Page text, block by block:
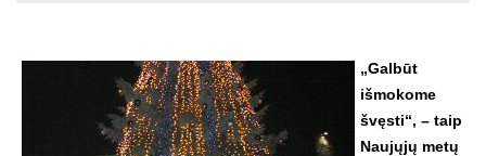
„Galbūt
išmokome
švęsti“, – taip
Naujųjų metų